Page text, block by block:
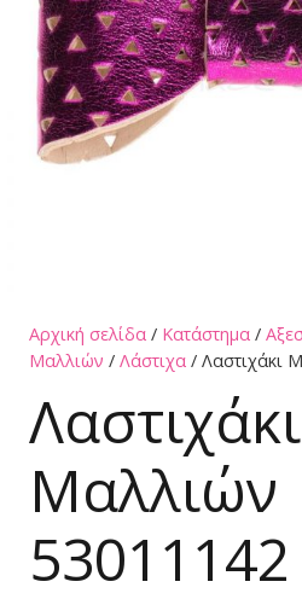
Αρχική σελίδα / Κατάστημα /
Μαλλιών / Λάστιχα / Λαστιχάκι
Λαστιχάκι
Μαλλιών
53011142